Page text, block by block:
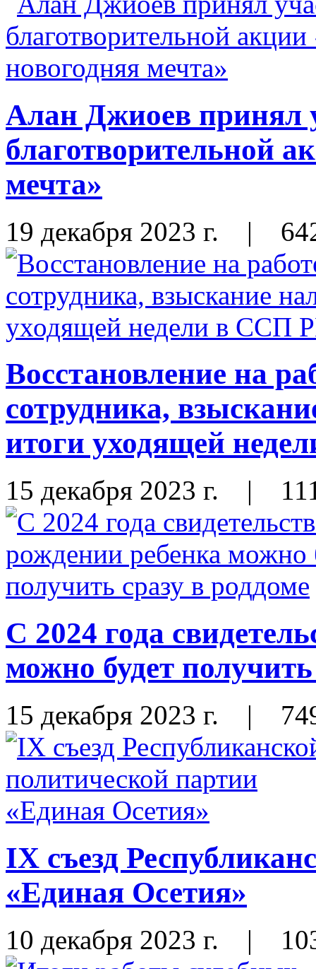
Алан Джиоев принял
благотворительной
мечта»
19 декабря 2023 г. |
Восстановление на
сотрудника,
итоги уходящей
15 декабря 2023 г. |
С 2024 года
можно будет
15 декабря 2023 г. |
IX съезд
«Единая Осетия»
10 декабря 2023 г. |